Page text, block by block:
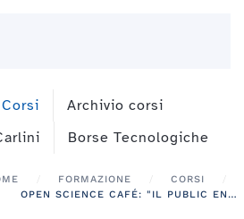
Corsi
Archivio corsi
Borse Tecnologiche
FORMAZIONE
CORSI
OPEN SCIENCE CAFÉ: "IL PUBLIC ENGAGEMENT PER UNA RICERCA APERTA E RESPONSABILE"